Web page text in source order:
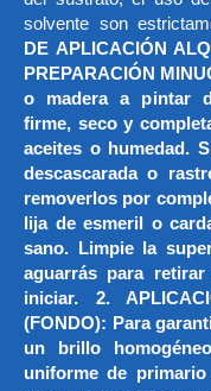
solvente son
DE APLICACIÓN
PREPARACIÓN
o madera a pintar
firme, seco y
aceites o humedad.
descascarada o
removerlos por
lija de esmeril o
sano. Limpie la
aguarrás para
iniciar. 2.
(FONDO): Para
un brillo
uniforme de